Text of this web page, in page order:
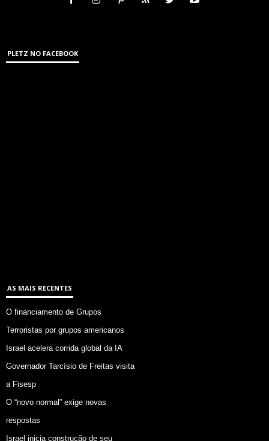
PLETZ NO FACEBOOK
AS MAIS RECENTES
O financiamento de Grupos
Terroristas por grupos americanos
Israel acelera corrida global da IA
Governador Tarcísio de Freitas visita
a Fisesp
O “novo normal” exige novas
respostas
Israel inicia construção de seu